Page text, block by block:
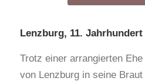
Lenzburg, 11. Jahrhundert
Trotz einer arrangierten
von Lenzburg in seine